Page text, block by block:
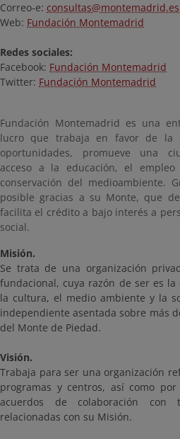
Correo-e: consultas@montemadrid.es
Web: Fundación Montemadrid
Redes sociales:
Facebook: Fundación Montemadrid
Twitter: Fundación Montemadrid
Fundación Montemadrid es una
lucro que trabaja en favor de la
oportunidades, promueve una
acceso a la educación, el
conservación del medioambiente.
posible gracias a su Monte, que
facilita el crédito a bajo interés a
social.
Misión.
Se trata de una organización
fundacional, cuya razón de ser es
la cultura, el medio ambiente y la
independiente asentada sobre más
del Monte de Piedad.
Visión.
Trabaja para ser una organización
programas y centros, así como
acuerdos de colaboración con
relacionadas con su Misión.